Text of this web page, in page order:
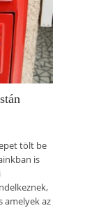
tölt be
is
amelyek az